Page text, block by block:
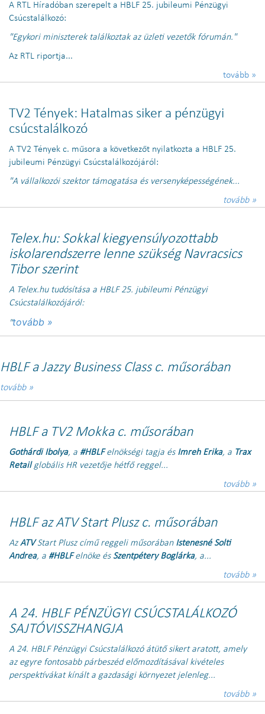
A RTL Híradóban szerepelt a HBLF 25. jubileumi Pénzügyi
Csúcstalálkozó:
"Egykori miniszterek találkoztak az üzleti vezetők fórumán."
Az RTL riportja...
tovább »
TV2 Tények: Hatalmas siker a pénzügyi
csúcstalálkozó
A TV2 Tények c. műsora a következőt nyilatkozta a HBLF 25.
jubileumi Pénzügyi Csúcstalálkozójáról:
"A vállalkozói szektor támogatása és versenyképességének...
tovább »
Telex.hu: Sokkal kiegyensúlyozottabb
iskolarendszerre lenne szükség Navracsics
Tibor szerint
A Telex.hu tudósítása a HBLF 25. jubileumi Pénzügyi
Csúcstalálkozójáról:
"tovább »
HBLF a Jazzy Business Class c. műsorában
tovább »
HBLF a TV2 Mokka c. műsorában
Gothárdi Ibolya, a #HBLFelnökségi tagja ésImreh Erika, a Trax
Retailglobális HR vezetője hétfő reggel...
tovább »
HBLF az ATV Start Plusz c. műsorában
AzATVStart Plusz című reggeli műsorában Istenesné Solti
Andrea, a #HBLFelnöke és Szentpétery Boglárka, a...
tovább »
A 24. HBLF PÉNZÜGYI CSÚCSTALÁLKOZÓ
SAJTÓVISSZHANGJA
A 24. HBLF Pénzügyi Csúcstalálkozó átütő sikert aratott, amely
az egyre fontosabb párbeszéd előmozdításával kivételes
perspektívákat kínált a gazdasági környezet jelenleg...
tovább »